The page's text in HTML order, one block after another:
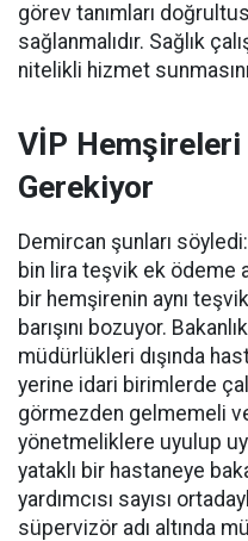
görev tanımları
sağlanmalıdır. Sağlık
nitelikli hizmet
VİP
Gerekiyor
Demircan şunları
bin lira teşvik ek ödeme
bir hemşirenin aynı
barışını bozuyor.
müdürlükleri dışında
yerine idari birimlerde
görmezden gelmemeli
yönetmeliklere uyulup
yataklı bir hastaneye
yardımcısı sayısı
süpervizör adı altında